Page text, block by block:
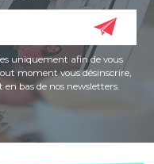
uniquement afin de vous
moment vous désinscrire,
bas de nos newsletters.